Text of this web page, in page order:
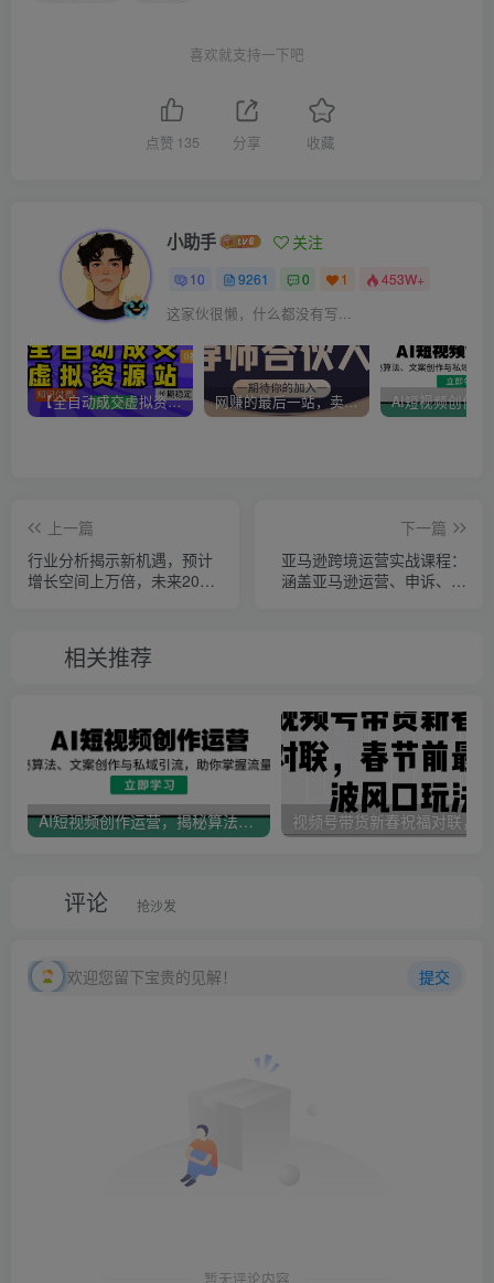
喜欢就支持一下吧
点赞 135 分享 收藏
小助手 关注
10 9261 0 1 453W+
这家伙很懒，什么都没有写...
【全自动成交虚拟资源站】站长唯一陪跑项目！月入10W+~长期稳定~ 网赚的最后一站，卖项目！做网赚顶级猎食者~
上一篇
行业分析揭示新机遇，预计
增长空间上万倍，未来20年
下一篇
亚马逊跨境运营实战课程：
涵盖亚马逊运营、申诉、选
相关推荐
AI短视频创作运营，揭秘算法、文案创作与私域引流，助你掌握流量密码
评论 抢沙发
欢迎您留下宝贵的见解！ 提交
暂无评论内容